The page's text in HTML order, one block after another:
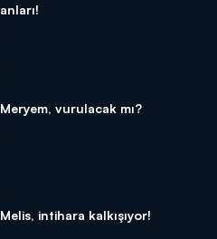
anları!
Meryem, vurulacak mı?
Melis, intihara kalkışıyor!